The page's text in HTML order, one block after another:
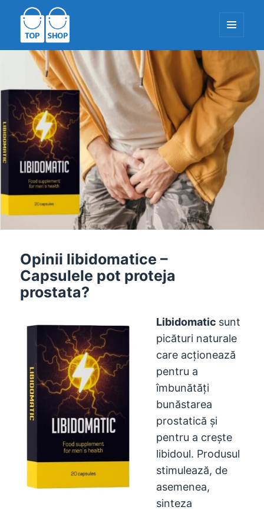
TopShop-EU.com
ȘI
WIDGET-
Opinii libidomatice –
Capsulele pot proteja
prostata?
Libidomatic sunt
picături naturale
care acționează
pentru a
îmbunătăți
bunăstarea
prostatică și
pentru a crește
libidoul. Produsul
stimulează, de
asemenea,
sinteza